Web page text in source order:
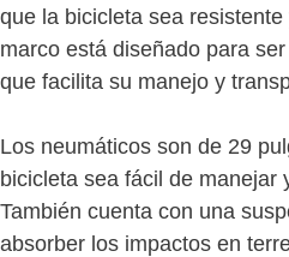
que la bicicleta sea resistente
marco está diseñado para
que facilita su manejo y
Los neumáticos son de 29
bicicleta sea fácil de manejar
También cuenta con una
absorber los impactos en